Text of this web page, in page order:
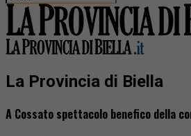
La Provincia di Biella
A Cossato spettacolo benefico della